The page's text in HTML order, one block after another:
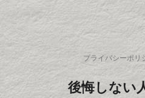
プライバシーポリ
後悔しない